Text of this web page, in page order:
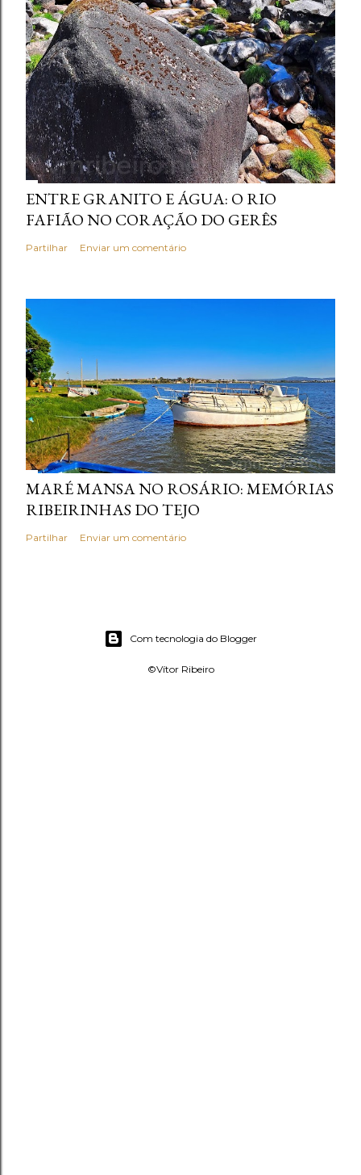
ENTRE GRANITO E ÁGUA: O RIO
FAFIÃO NO CORAÇÃO DO GERÊS
Partilhar Enviar um comentário
MARÉ MANSA NO ROSÁRIO: MEMÓRIAS
RIBEIRINHAS DO TEJO
Partilhar Enviar um comentário
Com tecnologia do Blogger
©Vítor Ribeiro